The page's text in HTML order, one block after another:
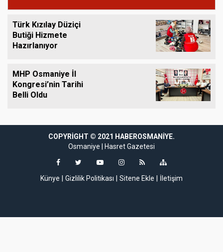
Türk Kızılay Düziçi
Butiği Hizmete
Hazırlanıyor
MHP Osmaniye İl
Kongresi’nin Tarihi
Belli Oldu
COPYRIGHT © 2021 HABEROSMANIYE.
Osmaniye | Hasret Gazetesi
perabet girişcoinbarcoinbar girişklasbahisklasbahis giriş
Künye Gizlilik Politikası Sitene Ekle İletişim